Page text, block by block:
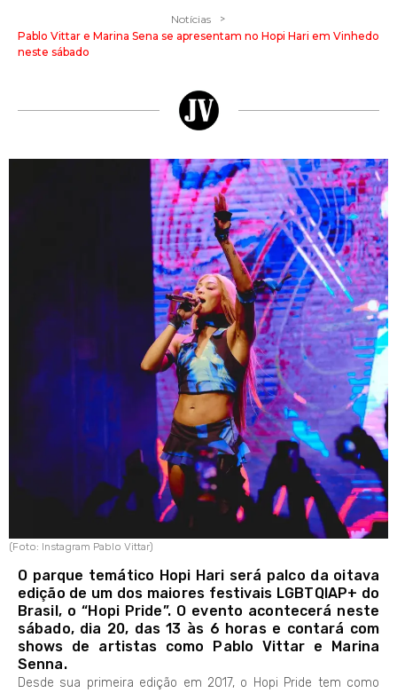
Notícias >
Pablo Vittar e Marina Sena se apresentam no Hopi Hari em Vinhedo
neste sábado
(Foto: Instagram Pablo Vittar)
O parque temático Hopi Hari será palco da oitava
edição de um dos maiores festivais LGBTQIAP+ do
Brasil, o “Hopi Pride”. O evento acontecerá neste
sábado, dia 20, das 13 às 6 horas e contará com
shows de artistas como Pablo Vittar e Marina
Senna.
Desde sua primeira edição em 2017, o Hopi Pride tem como